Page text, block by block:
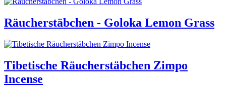
Räucherstäbchen - Goloka Lemon Grass
Tibetische Räucherstäbchen Zimpo
Incense